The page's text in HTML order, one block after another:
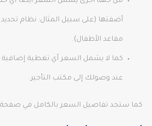
مقاعد الأطفال).
كما لا يشمل السعر أي تغطية إضافية
عند وصولك إلى مكتب التأجير.
كما ستجد تفاصيل السعر بالكامل في صفحة